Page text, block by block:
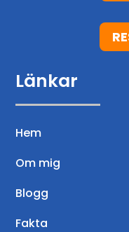
Länkar
Hem
Om mig
Blogg
Fakta